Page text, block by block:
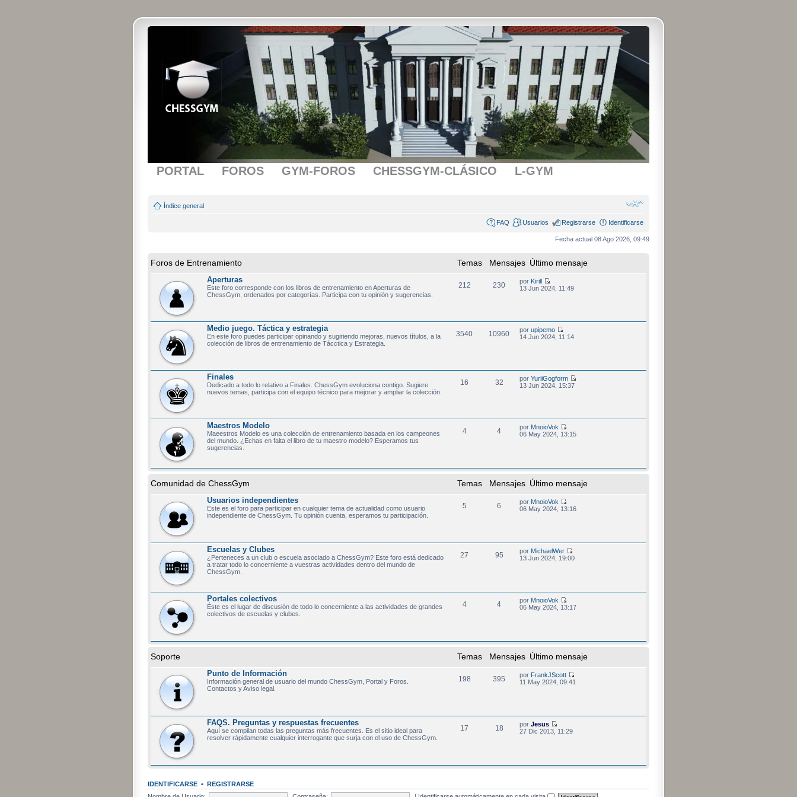
PORTAL FOROS GYM-FOROS CHESSGYM-CLÁSICO L-GYM
Índice general
FAQ Usuarios Registrarse Identificarse
Fecha actual 08 Ago 2026, 09:49
Foros de Entrenamiento Temas Mensajes Último mensaje
Aperturas
Este foro corresponde con los libros de entrenamiento en Aperturas de
ChessGym, ordenados por categorías. Participa con tu opinión y sugerencias.
212 230 por Kirill
13 Jun 2024, 11:49
Medio juego. Táctica y estrategia
En este foro puedes participar opinando y sugiriendo mejoras, nuevos títulos, a la
colección de libros de entrenamiento de Tácctica y Estrategia.
3540 10960 por upipemo
14 Jun 2024, 11:14
Finales
Dedicado a todo lo relativo a Finales. ChessGym evoluciona contigo. Sugiere
nuevos temas, participa con el equipo técnico para mejorar y ampliar la colección.
16 32 por YuriiGogform
13 Jun 2024, 15:37
Maestros Modelo
Maeestros Modelo es una colección de entrenamiento basada en los campeones
del mundo. ¿Echas en falta el libro de tu maestro modelo? Esperamos tus
sugerencias.
4 4 por MnoioVok
06 May 2024, 13:15
Comunidad de ChessGym Temas Mensajes Último mensaje
Usuarios independientes
Este es el foro para participar en cualquier tema de actualidad como usuario
independiente de ChessGym. Tu opinión cuenta, esperamos tu participación.
5 6 por MnoioVok
06 May 2024, 13:16
Escuelas y Clubes
¿Perteneces a un club o escuela asociado a ChessGym? Este foro está dedicado
a tratar todo lo concerniente a vuestras actividades dentro del mundo de
ChessGym.
27 95 por MichaelWer
13 Jun 2024, 19:00
Portales colectivos
Éste es el lugar de discusión de todo lo concerniente a las actividades de grandes
colectivos de escuelas y clubes.
4 4 por MnoioVok
06 May 2024, 13:17
Soporte Temas Mensajes Último mensaje
Punto de Información
Información general de usuario del mundo ChessGym, Portal y Foros.
Contactos y Aviso legal.
198 395 por FrankJScott
11 May 2024, 09:41
FAQS. Preguntas y respuestas frecuentes
Aquí se compilan todas las preguntas más frecuentes. Es el sitio ideal para
resolver rápidamente cualquier interrogante que surja con el uso de ChessGym.
17 18 por Jesus
27 Dic 2013, 11:29
IDENTIFICARSE • REGISTRARSE